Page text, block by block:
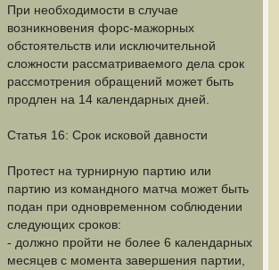
При необходимости в случае
возникновения форс-мажорных
обстоятельств или исключительной
сложности рассматриваемого дела срок
рассмотрения обращений может быть
продлен на 14 календарных дней.
Статья 16: Срок исковой давности
Протест на турнирную партию или
партию из командного матча может быть
подан при одновременном соблюдении
следующих сроков:
- должно пройти не более 6 календарных
месяцев с момента завершения партии,